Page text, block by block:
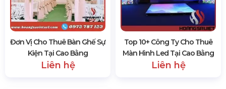
Đơn Vị Cho Thuê Bàn Ghế Sự
Kiện Tại Cao Bằng
Liên hệ
Top 10+ Công Ty Cho Thuê
Màn Hình Led Tại Cao Bằng
Liên hệ